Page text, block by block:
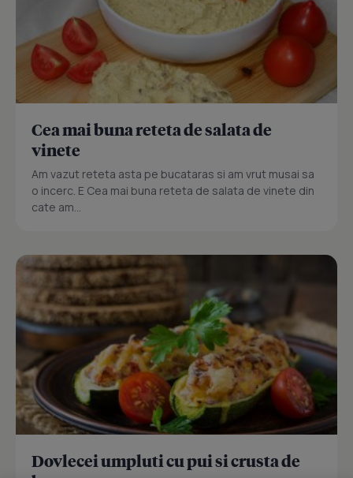
Cea mai buna reteta de salata de
vinete
Am vazut reteta asta pe bucataras si am vrut musai sa
o incerc. E Cea mai buna reteta de salata de vinete din
cate am...
Dovlecei umpluti cu pui si crusta de